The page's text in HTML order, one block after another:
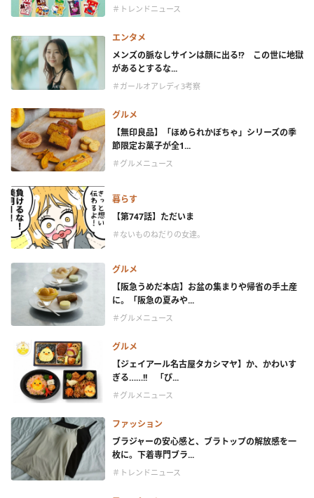
＃トレンドニュース
エンタメ
メンズの脈なしサインは顔に出る!? この世に地獄
があるとするな...
＃ガールオアレディ3考察
グルメ
【無印良品】「ほめられかぼちゃ」シリーズの季
節限定お菓子が全1...
＃グルメニュース
暮らす
【第747話】ただいま
＃ないものねだりの女達。
グルメ
【阪急うめだ本店】お盆の集まりや帰省の手土産
に。「阪急の夏みや...
＃グルメニュース
グルメ
【ジェイアール名古屋タカシマヤ】か、かわいす
ぎる……!! 「ぴ...
＃グルメニュース
ファッション
ブラジャーの安心感と、ブラトップの解放感を一
枚に。下着専門ブラ...
＃トレンドニュース